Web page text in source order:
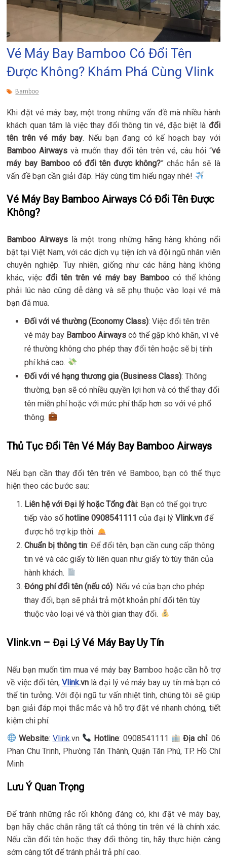
Vé Máy Bay Bamboo Có Đổi Tên
Được Không? Khám Phá Cùng Vlink
Bamboo
Khi đặt vé máy bay, một trong những vấn đề mà nhiều hành
khách quan tâm là việc thay đổi thông tin vé, đặc biệt là đổi
tên trên vé máy bay. Nếu bạn đang có kế hoạch bay với
Bamboo Airways và muốn thay đổi tên trên vé, câu hỏi “vé
máy bay Bamboo có đổi tên được không?” chắc hẳn sẽ là
vấn đề bạn cần giải đáp. Hãy cùng tìm hiểu ngay nhé!
Vé Máy Bay Bamboo Airways Có Đổi Tên Được
Không?
Bamboo Airways là một trong những hãng hàng không nổi
bật tại Việt Nam, với các dịch vụ tiện ích và đội ngũ nhân viên
chuyên nghiệp. Tuy nhiên, giống như các hãng hàng không
khác, việcđổi tên trên vé máy bay Bamboocó thể không
phải lúc nào cũng dễ dàng và sẽ phụ thuộc vào loại vé mà
bạn đã mua.
Đối với vé thường (Economy Class): Việc đổi tên trên
vé máy bay Bamboo Airways có thể gặp khó khăn, vì vé
rẻ thường không cho phép thay đổi tên hoặc sẽ bị tính
phí khá cao.
Đối với vé hạng thương gia (Business Class): Thông
thường, bạn sẽ có nhiều quyền lợi hơn và có thể thay đổi
tên miễn phí hoặc với mức phí thấp hơn so với vé phổ
thông.
Thủ Tục Đổi Tên Vé Máy Bay Bamboo Airways
Nếu bạn cần thay đổi tên trên vé Bamboo, bạn có thể thực
hiện theo các bước sau:
Liên hệ với Đại lý hoặc Tổng đài: Bạn có thể gọi trực
tiếp vào số hotline 0908541111 của đại lýVlink.vn để
được hỗ trợ kịp thời.
Chuẩn bị thông tin: Để đổi tên, bạn cần cung cấp thông
tin vé và các giấy tờ liên quan như giấy tờ tùy thân của
hành khách.
Đóng phí đổi tên (nếu có): Nếu vé của bạn cho phép
thay đổi, bạn sẽ phải trả một khoản phí đổi tên tùy
thuộc vào loại vé và thời gian thay đổi.
Vlink.vn – Đại Lý Vé Máy Bay Uy Tín
Nếu bạn muốn tìm mua vé máy bay Bamboo hoặc cần hỗ trợ
về việc đổi tên, Vlink.vnlà đại lý vé máy bay uy tín mà bạn có
thể tin tưởng. Với đội ngũ tư vấn nhiệt tình, chúng tôi sẽ giúp
bạn giải đáp mọi thắc mắc và hỗ trợ đặt vé nhanh chóng, tiết
kiệm chi phí.
Website: Vlink.vn Hotline: 0908541111 Địa chỉ: 06
Phan Chu Trinh, Phường Tân Thành, Quận Tân Phú, TP. Hồ Chí
Minh
Lưu Ý Quan Trọng
Để tránh những rắc rối không đáng có, khi đặt vé máy bay,
bạn hãy chắc chắn rằng tất cả thông tin trên vé là chính xác.
Nếu cần đổi tên hoặc thay đổi thông tin, hãy thực hiện càng
sớm càng tốt để tránh phải trả phí cao.